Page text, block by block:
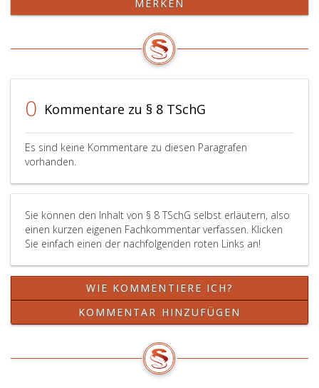
weiterzugeben.
ausgenommen
ist
die
Vermittlung
die
von
Sinne
Paragraph
30,
Absatz
eins,
sowie
von
einzelnen,
individuell
Tieren
im
Weitergabe
von
die
landwirtschaftlichen
sind,
dem
geboren
und
an
deren
Körperteilen
Eingriffe
vorgenommen
wurden,
Österreich
MERKEN
0 Kommentare zu § 8 TSchG
Es sind keine Kommentare zu diesen Paragrafen
vorhanden.
Sie können den Inhalt von § 8 TSchG selbst erläutern, also
einen kurzen eigenen Fachkommentar verfassen. Klicken
Sie einfach einen der nachfolgenden roten Links an!
WIE KOMMENTIERE ICH?
KOMMENTAR HINZUFÜGEN